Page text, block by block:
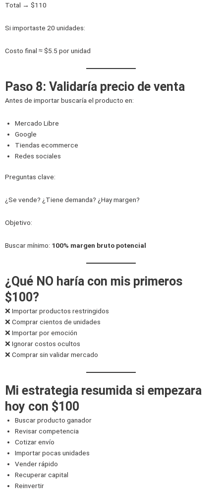
Total → $110
Si importaste 20 unidades:
Costo final ≈ $5.5 por unidad
Paso 8: Validaría precio de venta
Antes de importar buscaría el producto en:
Mercado Libre
Google
Tiendas ecommerce
Redes sociales
Preguntas clave:
¿Se vende? ¿Tiene demanda? ¿Hay margen?
Objetivo:
Buscar mínimo: 100% margen bruto potencial
¿Qué NO haría con mis primeros
$100?
❌ Importar productos restringidos
❌ Comprar cientos de unidades
❌ Importar por emoción
❌ Ignorar costos ocultos
❌ Comprar sin validar mercado
Mi estrategia resumida si empezara
hoy con $100
Buscar producto ganador
Revisar competencia
Cotizar envío
Importar pocas unidades
Vender rápido
Recuperar capital
Reinvertir